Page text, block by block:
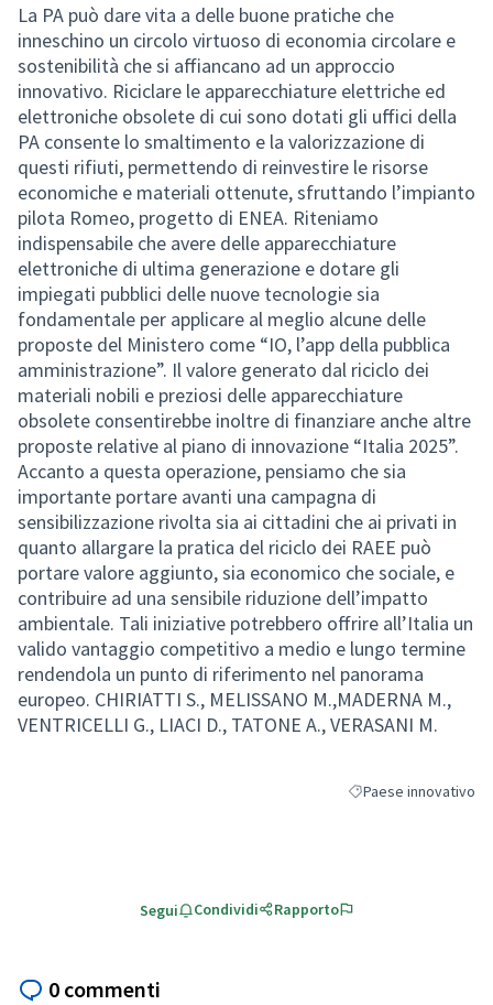
La PA può dare vita a delle buone pratiche che
inneschino un circolo virtuoso di economia circolare e
sostenibilità che si affiancano ad un approccio
innovativo. Riciclare le apparecchiature elettriche ed
elettroniche obsolete di cui sono dotati gli uffici della
PA consente lo smaltimento e la valorizzazione di
questi rifiuti, permettendo di reinvestire le risorse
economiche e materiali ottenute, sfruttando l’impianto
pilota Romeo, progetto di ENEA. Riteniamo
indispensabile che avere delle apparecchiature
elettroniche di ultima generazione e dotare gli
impiegati pubblici delle nuove tecnologie sia
fondamentale per applicare al meglio alcune delle
proposte del Ministero come “IO, l’app della pubblica
amministrazione”. Il valore generato dal riciclo dei
materiali nobili e preziosi delle apparecchiature
obsolete consentirebbe inoltre di finanziare anche altre
proposte relative al piano di innovazione “Italia 2025”.
Accanto a questa operazione, pensiamo che sia
importante portare avanti una campagna di
sensibilizzazione rivolta sia ai cittadini che ai privati in
quanto allargare la pratica del riciclo dei RAEE può
portare valore aggiunto, sia economico che sociale, e
contribuire ad una sensibile riduzione dell’impatto
ambientale. Tali iniziative potrebbero offrire all’Italia un
valido vantaggio competitivo a medio e lungo termine
rendendola un punto di riferimento nel panorama
europeo. CHIRIATTI S., MELISSANO M.,MADERNA M.,
VENTRICELLI G., LIACI D., TATONE A., VERASANI M.
Filtra i risultati per
Paese innovativo
Segui Condividi Rapporto
0 commenti